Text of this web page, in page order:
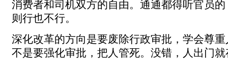
消费者和司机双方的自由。通通都得听官员
则行也不行。
深化改革的方向是要废除行政审批，学会尊
不是要强化审批，把人管死。没错，人出门